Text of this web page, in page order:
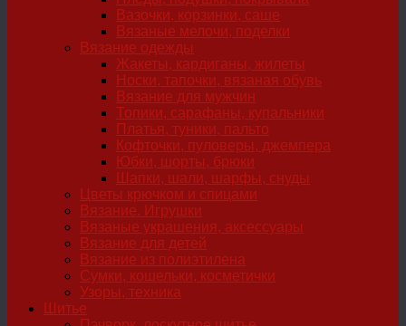
Вазочки, корзинки, саше
Вязаные мелочи, поделки
Вязание одежды
Жакеты, кардиганы, жилеты
Носки, тапочки, вязаная обувь
Вязание для мужчин
Топики, сарафаны, купальники
Платья, туники, пальто
Кофточки, пуловеры, джемпера
Юбки, шорты, брюки
Шапки, шали, шарфы, снуды
Цветы крючком и спицами
Вязание. Игрушки
Вязаные украшения, аксессуары
Вязание для детей
Вязание из полиэтилена
Сумки, кошельки, косметички
Узоры, техника
Шитье